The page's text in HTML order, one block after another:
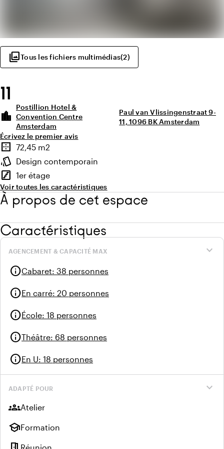
photo_libraryTous les fichiers multimédias(2)
11
location_city
Postillion Hotel &
Convention Centre
Amsterdam
Paul van Vlissingenstraat 9-
11, 1096 BK Amsterdam
Écrivez le premier avis
Points forts
border_outer
Superficie
72,45 m2
style
Ambiance
Design contemporain
stairs
Étage
1er étage
Voir toutes les caractéristiques
À propos de cet espace
Caractéristiques
expand_more
AGENCEMENT & CAPACITÉ MAX
infoCabaret: 38 personnes
infoEn carré: 20 personnes
infoÉcole: 18 personnes
infoThéâtre: 68 personnes
infoEn U: 18 personnes
expand_more
ADAPTÉ POUR
groupsAtelier
schoolFormation